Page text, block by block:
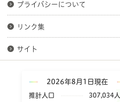
プライバシーについて
リンク集
サイト
2026年8月1日現在
推計人口
307,034人